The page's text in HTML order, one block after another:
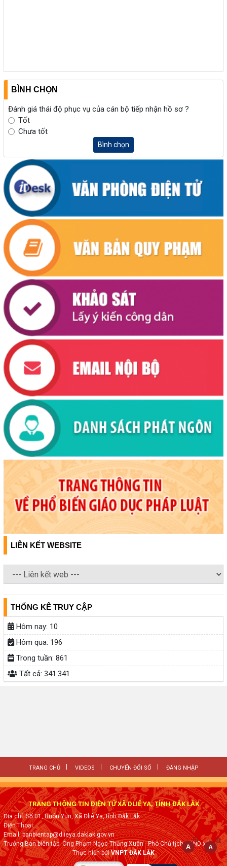
BÌNH CHỌN
Đánh giá thái độ phục vụ của cán bộ tiếp nhận hồ sơ ?
Tốt
Chưa tốt
Bình chọn
LIÊN KẾT WEBSITE
THỐNG KÊ TRUY CẬP
Hôm nay: 10
Hôm qua: 196
Trong tuần: 861
Tất cả: 341.341
TRANG CHỦ VIDEOS CHUYỂN ĐỔI SỐ ĐĂNG NHẬP
TRANG THÔNG TIN ĐIỆN TỬ XÃ DLIÊ YA, TỈNH ĐẮK LẮK
Địa chỉ: Số 01, Buôn Yun, Xã Đliê Ya, tỉnh Đắk Lắk
Điện Thoại:
Email: banbientap@dlieya.daklak.gov.vn
Trưởng Ban biên tập: Ông Phạm Ngọc Thăng Xuân - Phó Chủ tịch UBND xã
Thực hiện bởiVNPT ĐẮK LẮK